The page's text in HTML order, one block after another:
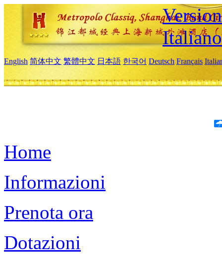
Italiano
English 简体中文 繁體中文 日本語 한국어 Deutsch Français
Home
Informazioni
Prenota ora
Dotazioni